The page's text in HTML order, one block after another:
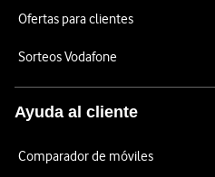
Ofertas para clientes
Sorteos Vodafone
Ayuda al cliente
Comparador de móviles